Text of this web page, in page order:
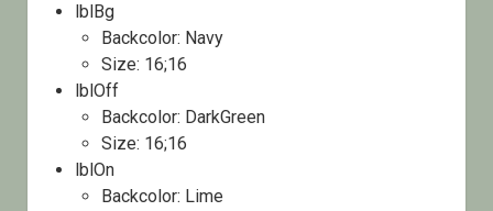
lblBg
Backcolor: Navy
Size: 16;16
lblOff
Backcolor: DarkGreen
Size: 16;16
lblOn
Backcolor: Lime